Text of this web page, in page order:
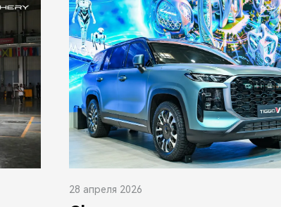
28 апреля 2026